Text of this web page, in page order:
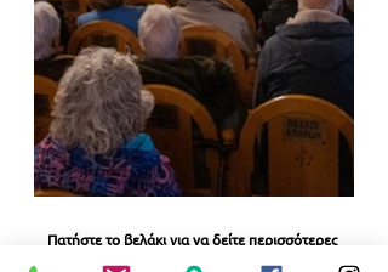
Πατήστε το βελάκι για να δείτε περισσότερες
φωτογραφίες